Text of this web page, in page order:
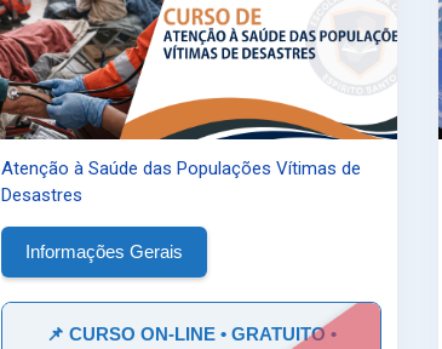
Atenção à Saúde das Populações Vítimas de
Desastres
Informações Gerais
📌 CURSO ON-LINE • GRATUITO •